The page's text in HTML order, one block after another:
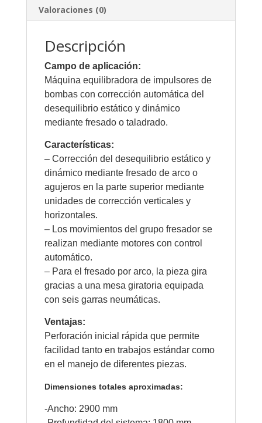
Valoraciones (0)
Descripción
Campo de aplicación:
Máquina equilibradora de impulsores de
bombas con corrección automática del
desequilibrio estático y dinámico
mediante fresado o taladrado.
Características:
– Corrección del desequilibrio estático y
dinámico mediante fresado de arco o
agujeros en la parte superior mediante
unidades de corrección verticales y
horizontales.
– Los movimientos del grupo fresador se
realizan mediante motores con control
automático.
– Para el fresado por arco, la pieza gira
gracias a una mesa giratoria equipada
con seis garras neumáticas.
Ventajas:
Perforación inicial rápida que permite
facilidad tanto en trabajos estándar como
en el manejo de diferentes piezas.
Dimensiones totales aproximadas:
-Ancho: 2900 mm